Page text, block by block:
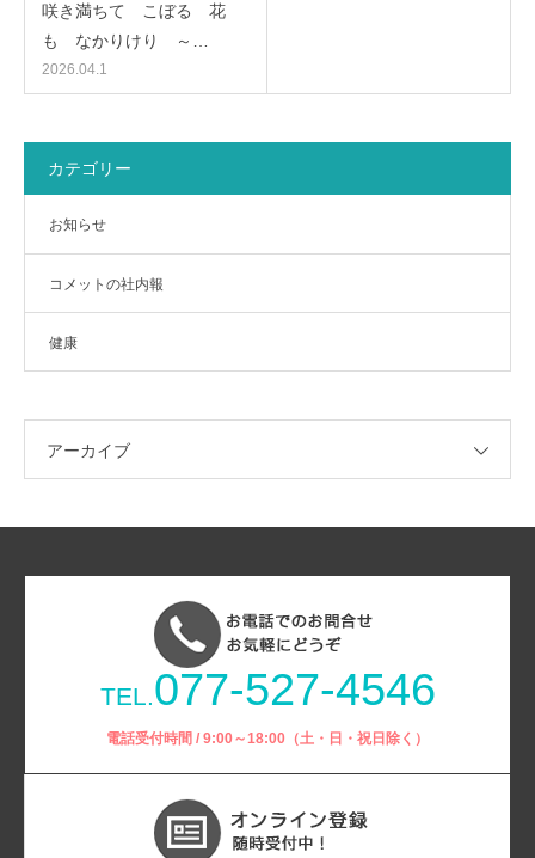
咲き満ちて こぼるゝ花
も なかりけり ～…
2026.04.1
カテゴリー
お知らせ
コメットの社内報
健康
アーカイブ
TEL.077-527-4546
電話受付時間 / 9:00～18:00（土・日・祝日除く）